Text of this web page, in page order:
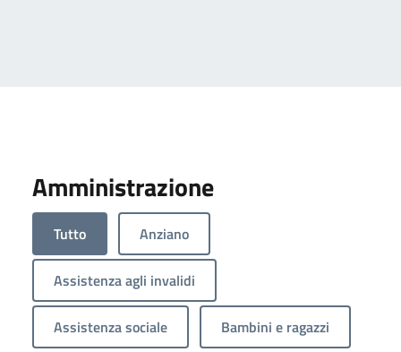
Amministrazione
Tutto Anziano
Assistenza agli invalidi
Assistenza sociale Bambini e ragazzi